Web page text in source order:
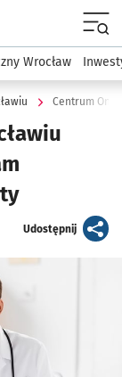
Dla mieszkańca
Wrocław
Centrum
Udostępnijartykuł